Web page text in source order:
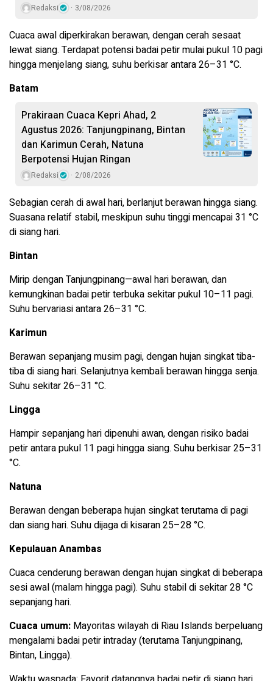
Redaksi 3/08/2026
Cuaca awal diperkirakan berawan, dengan cerah sesaat
lewat siang. Terdapat potensi badai petir mulai pukul 10 pagi
hingga menjelang siang, suhu berkisar antara 26–31 °C.
Batam
Prakiraan Cuaca Kepri Ahad, 2
Agustus 2026: Tanjungpinang, Bintan
dan Karimun Cerah, Natuna
Berpotensi Hujan Ringan
Redaksi 2/08/2026
Sebagian cerah di awal hari, berlanjut berawan hingga siang.
Suasana relatif stabil, meskipun suhu tinggi mencapai 31 °C
di siang hari.
Bintan
Mirip dengan Tanjungpinang—awal hari berawan, dan
kemungkinan badai petir terbuka sekitar pukul 10–11 pagi.
Suhu bervariasi antara 26–31 °C.
Karimun
Berawan sepanjang musim pagi, dengan hujan singkat tiba-
tiba di siang hari. Selanjutnya kembali berawan hingga senja.
Suhu sekitar 26–31 °C.
Lingga
Hampir sepanjang hari dipenuhi awan, dengan risiko badai
petir antara pukul 11 pagi hingga siang. Suhu berkisar 25–31
°C.
Natuna
Berawan dengan beberapa hujan singkat terutama di pagi
dan siang hari. Suhu dijaga di kisaran 25–28 °C.
Kepulauan Anambas
Cuaca cenderung berawan dengan hujan singkat di beberapa
sesi awal (malam hingga pagi). Suhu stabil di sekitar 28 °C
sepanjang hari.
Cuaca umum: Mayoritas wilayah di Riau Islands berpeluang
mengalami badai petir intraday (terutama Tanjungpinang,
Bintan, Lingga).